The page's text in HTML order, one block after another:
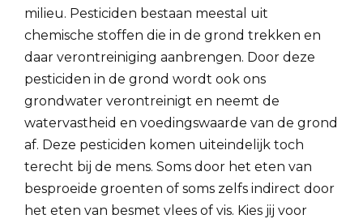
milieu. Pesticiden bestaan meestal uit
chemische stoffen die in de grond trekken en
daar verontreiniging aanbrengen. Door deze
pesticiden in de grond wordt ook ons
grondwater verontreinigt en neemt de
watervastheid en voedingswaarde van de grond
af. Deze pesticiden komen uiteindelijk toch
terecht bij de mens. Soms door het eten van
besproeide groenten of soms zelfs indirect door
het eten van besmet vlees of vis. Kies jij voor